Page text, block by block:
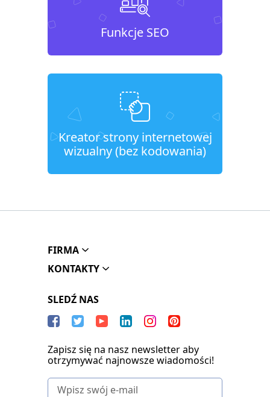
Funkcje SEO
Kreator strony internetowej
wizualny (bez kodowania)
FIRMA
KONTAKTY
SLEDŹ NAS
Zapisz się na nasz newsletter aby
otrzymywać najnowsze wiadomości!